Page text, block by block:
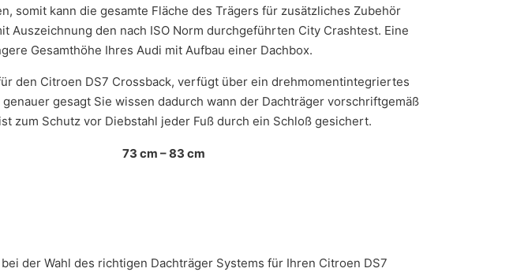
somit kann die gesamte Fläche des Trägers für zusätzliches Zubehör
den nach ISO Norm durchgeführten City Crashtest. Eine
Gesamthöhe Ihres Audi mit Aufbau einer Dachbox.
den Citroen DS7 Crossback, verfügt über ein drehmomentintegriertes
gesagt Sie wissen dadurch wann der Dachträger vorschriftgemäß
zum Schutz vor Diebstahl jeder Fuß durch ein Schloß gesichert.
73 cm – 83 cm
der Wahl des richtigen Dachträger Systems für Ihren Citroen DS7